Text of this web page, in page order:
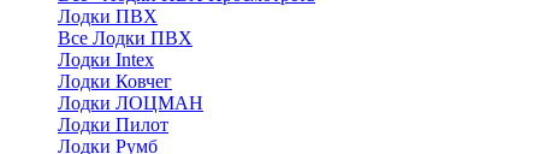
Лодки ПВХ
Все Лодки ПВХ
Лодки Intex
Лодки Ковчег
Лодки ЛОЦМАН
Лодки Пилот
Лодки Румб